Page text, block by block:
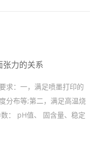
张力的关系
求：一，满足喷墨打印的
分布等;第二，满足高温烧
： pH值、 固含量、稳定